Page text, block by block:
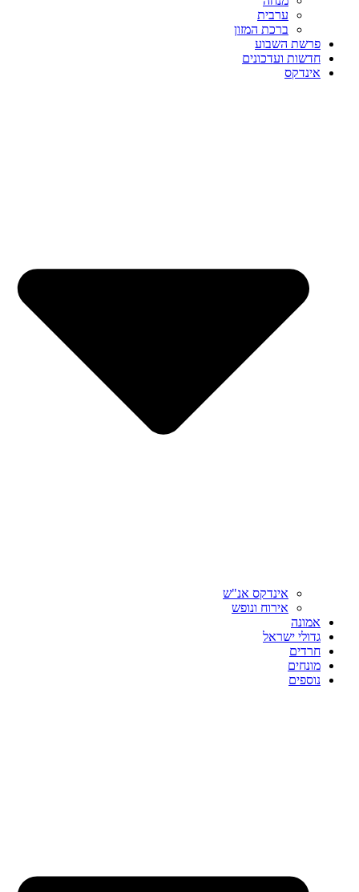
ערבית
ברכת המזון
פרשת השבוע
חדשות ועדכונים
אינדקס
אינדקס אנ"ש
אירוח ונופש
אמונה
גדולי ישראל
חרדים
מונחים
נוספים